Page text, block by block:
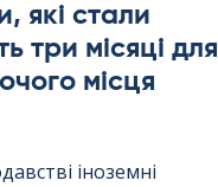
які стали
три місяці для
місця
іноземні